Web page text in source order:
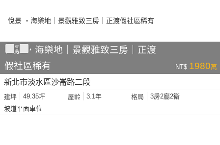
悅景 ‧海樂地｜景觀雅致三房｜正渡
假社區稀有
NT$ 1980萬
新北市淡水區沙崙路二段
建坪 49.35坪 屋齡 3.1年 格局
3房2廳2衛
坡道平面車位